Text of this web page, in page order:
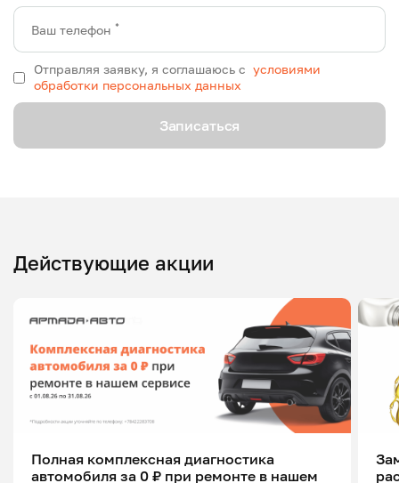
Ваш телефон *
Записаться
Отправляя заявку, я соглашаюсь с условиями
обработки персональных данных
Действующие акции
Полная комплексная диагностика
автомобиля за 0 ₽ при ремонте в нашем